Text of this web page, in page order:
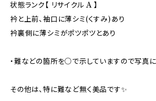
状態ランク【 リサイクル A 】
衿と上前、袖口に薄シミ(くすみ)あり
衿裏側に薄シミがポツポツとあり
・難などの箇所を○で示していますので写真
その他は、特に難など無く美品です✨